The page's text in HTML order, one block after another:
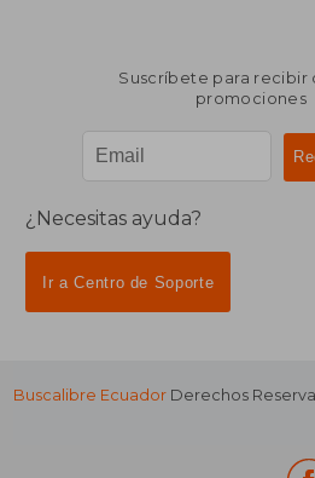
Suscríbete para recibir
promociones
¿Necesitas ayuda?
Ir a Centro de Soporte
Buscalibre Ecuador Derechos